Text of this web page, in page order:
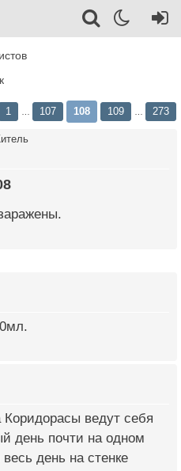
1 107 108 109 273
Коридорасы ведут себя
день почти на одном
день на стенке